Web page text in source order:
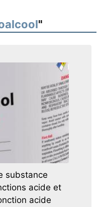
"
substance
acide et
acide